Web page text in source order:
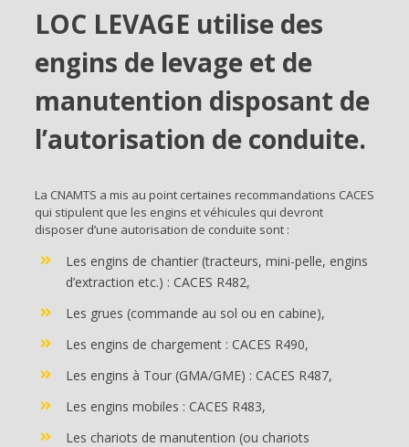
LOC LEVAGE utilise des
engins de levage et de
manutention disposant de
l’autorisation de conduite.
La CNAMTS a mis au point certaines recommandations CACES
qui stipulent que les engins et véhicules qui devront
disposer d’une autorisation de conduite sont :
Les engins de chantier (tracteurs, mini-pelle, engins
d’extraction etc.) : CACES R482,
Les grues (commande au sol ou en cabine),
Les engins de chargement : CACES R490,
Les engins à Tour (GMA/GME) : CACES R487,
Les engins mobiles : CACES R483,
Les chariots de manutention (ou chariots